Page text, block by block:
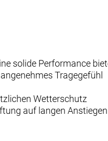
solide Performance
Tragegefühl
Wetterschutz
auf langen